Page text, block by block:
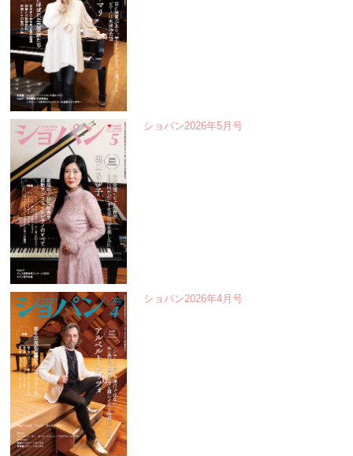
ショパン2026年5月号
ショパン2026年4月号